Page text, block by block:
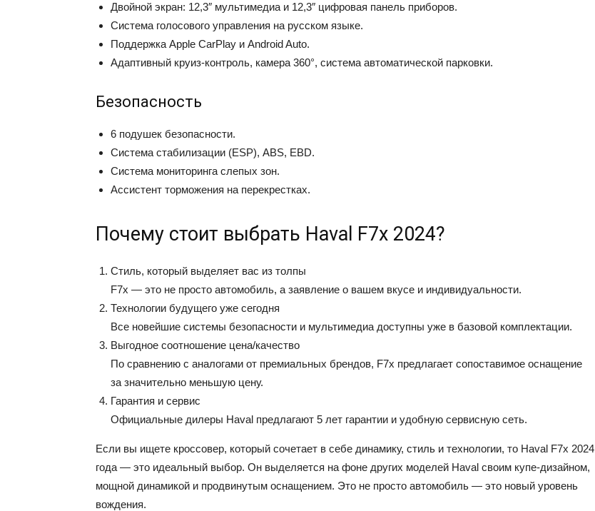
Двойной экран: 12,3″ мультимедиа и 12,3″ цифровая панель приборов.
Система голосового управления на русском языке.
Поддержка Apple CarPlay и Android Auto.
Адаптивный круиз-контроль, камера 360°, система автоматической парковки.
Безопасность
6 подушек безопасности.
Система стабилизации (ESP), ABS, EBD.
Система мониторинга слепых зон.
Ассистент торможения на перекрестках.
Почему стоит выбрать Haval F7x 2024?
Стиль, который выделяет вас из толпы
F7x — это не просто автомобиль, а заявление о вашем вкусе и индивидуальности.
Технологии будущего уже сегодня
Все новейшие системы безопасности и мультимедиа доступны уже в базовой комплектации.
Выгодное соотношение цена/качество
По сравнению с аналогами от премиальных брендов, F7x предлагает сопоставимое оснащение
за значительно меньшую цену.
Гарантия и сервис
Официальные дилеры Haval предлагают 5 лет гарантии и удобную сервисную сеть.
Если вы ищете кроссовер, который сочетает в себе динамику, стиль и технологии, то Haval F7x 2024
года — это идеальный выбор. Он выделяется на фоне других моделей Haval своим купе-дизайном,
мощной динамикой и продвинутым оснащением. Это не просто автомобиль — это новый уровень
вождения.